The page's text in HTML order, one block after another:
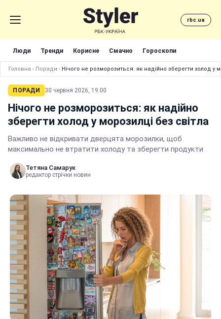
rbc.ua
Люди Тренди Корисне Смачно Гороскопи
Головна › Поради › Нічого не розморозиться: як надійно зберегти холод у
ПОРАДИ 30 червня 2026, 19:00
Нічого не розморозиться: як надійно
зберегти холод у морозилці без світла
Важливо не відкривати дверцята морозилки, щоб
максимально не втратити холоду та зберегти продукти
Тетяна Самарук
редактор стрічки новин